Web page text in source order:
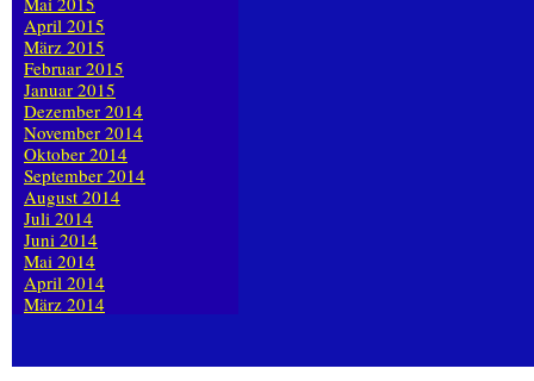
April 2015
März 2015
Februar 2015
Januar 2015
Dezember 2014
November 2014
Oktober 2014
September 2014
August 2014
Juli 2014
Juni 2014
Mai 2014
April 2014
März 2014